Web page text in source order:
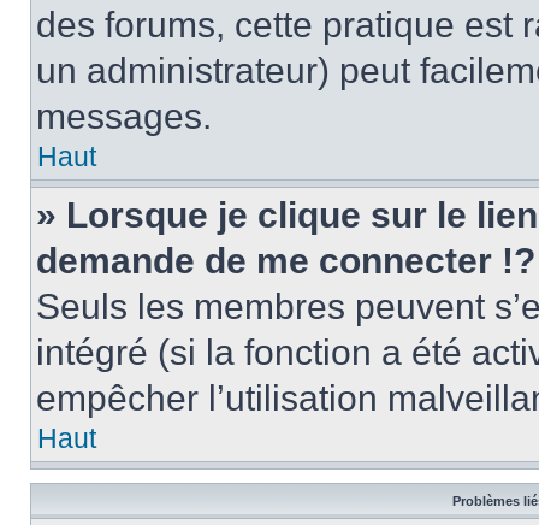
des forums, cette pratique est
un administrateur) peut
messages.
Haut
» Lorsque je clique sur le
demande de me connecter !?
Seuls les membres peuvent
intégré (si la fonction a été
empêcher l’utilisation
Haut
Problèmes